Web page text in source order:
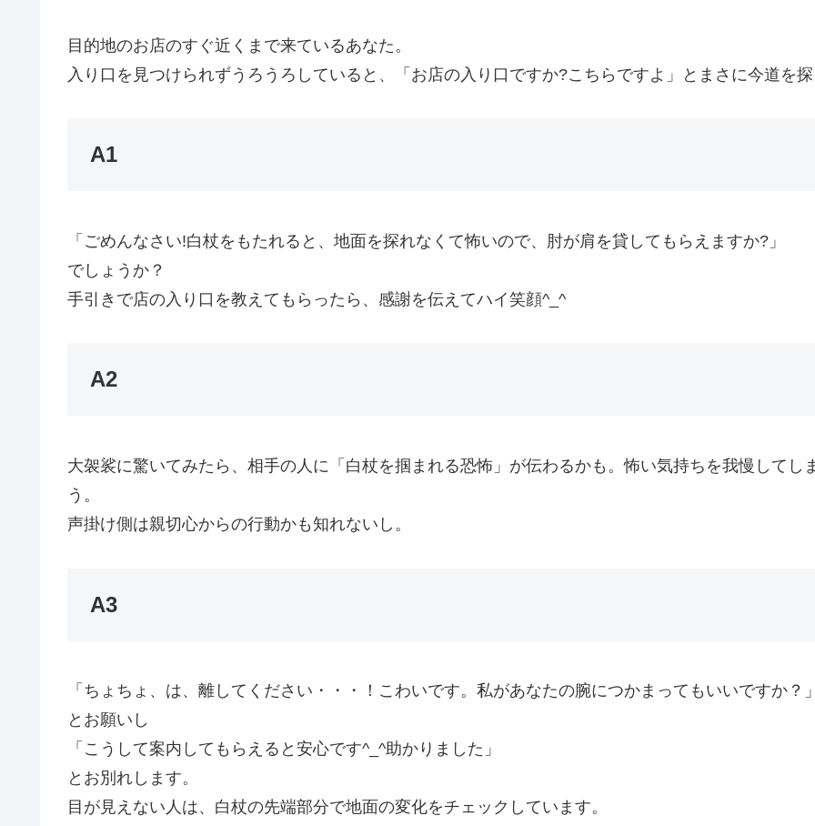
目的地のお店のすぐ近くまで来ているあなた。
入り口を見つけられずうろうろしていると、「お店の入り口ですか?こちらですよ」とまさに今道を
A1
「ごめんなさい!白杖をもたれると、地面を探れなくて怖いので、肘が肩を貸してもらえますか?」
でしょうか？
手引きで店の入り口を教えてもらったら、感謝を伝えてハイ笑顔^_^
A2
大袈裟に驚いてみたら、相手の人に「白杖を掴まれる恐怖」が伝わるかも。怖い気持ちを我慢して
う。
声掛け側は親切心からの行動かも知れないし。
A3
「ちょちょ、は、離してください・・・！こわいです。私があなたの腕につかまってもいいですか？
とお願いし
「こうして案内してもらえると安心です^_^助かりました」
とお別れします。
目が見えない人は、白杖の先端部分で地面の変化をチェックしています。